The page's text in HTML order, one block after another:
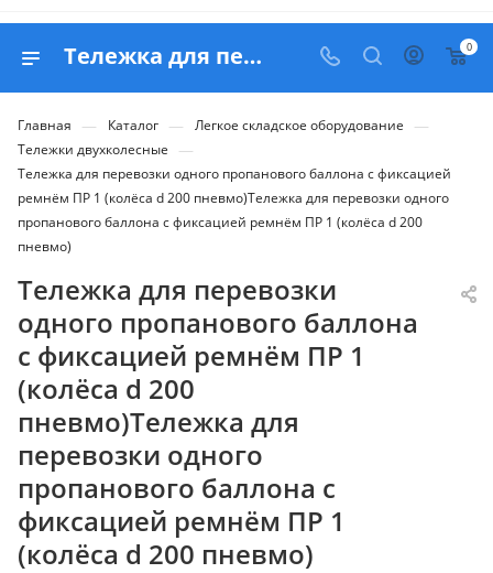
Тележка для перевозки одного пропанового баллона с фиксацией ремнём ПР 1 (колёса d 200 пневмо)Тележка для перевозки одного пропанового баллона с фиксацией ремнём ПР 1 (колёса d 200 пневмо) - продажа в Белапекс 0
Главная — Каталог — Легкое складское оборудование —
Тележки двухколесные —
Тележка для перевозки одного пропанового баллона с фиксацией
ремнём ПР 1 (колёса d 200 пневмо)Тележка для перевозки одного
пропанового баллона с фиксацией ремнём ПР 1 (колёса d 200
пневмо)
Тележка для перевозки
одного пропанового баллона
с фиксацией ремнём ПР 1
(колёса d 200
пневмо)Тележка для
перевозки одного
пропанового баллона с
фиксацией ремнём ПР 1
(колёса d 200 пневмо)